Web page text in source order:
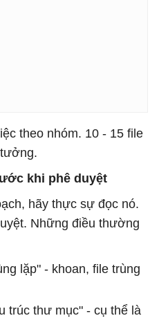
theo nhóm. 10 - 15 file
khi phê duyệt
hãy thực sự đọc nó.
Những điều thường
lặp" - khoan, file trùng
trúc thư mục" - cụ thể là